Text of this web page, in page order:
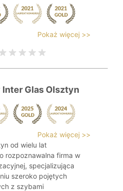
Pokaż więcej >>
Glas Olsztyn
Pokaż więcej >>
od wielu lat
rozpoznawalna firma w
specjalizująca
szeroko pojętych
z szybami